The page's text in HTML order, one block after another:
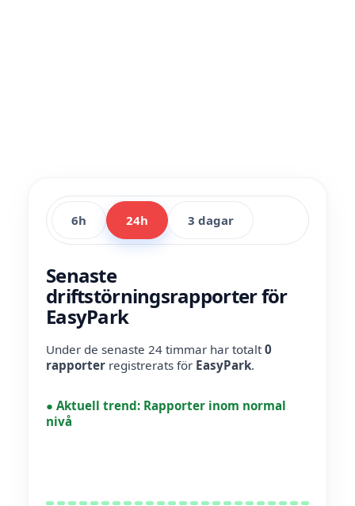
6h 24h 3 dagar
Senaste
driftstörningsrapporter för
EasyPark
Under de senaste 24 timmar har totalt0
rapporter registrerats för EasyPark.
● Aktuell trend: Rapporter inom normal
nivå